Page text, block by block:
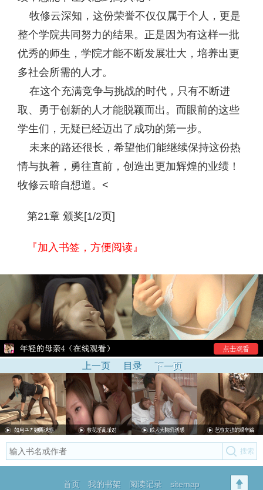
牧修云深知，这份荣誉不仅仅属于个人，更是
整个学院共同努力的结果。正是因为有这样一批
优秀的师生，学院才能不断发展壮大，培养出更
多社会所需的人才。
在这个充满竞争与挑战的时代，只有不断进
取、勇于创新的人才能脱颖而出。而眼前的这些
学生们，无疑已经迈出了成功的第一步。
未来的路还很长，希望他们能继续保持这份热
情与执着，勇往直前，创造出更加辉煌的业绩！
牧修云暗自想道。<
第21章 颁奖[1/2页]
『加入书签，方便阅读』
上一页 目录 下一页
首页 我的书架 阅读记录 sitemap